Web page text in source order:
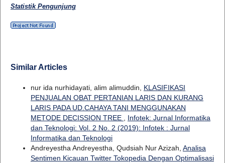
Statistik Pengunjung
Similar Articles
nur ida nurhidayati, alim alimuddin, KLASIFIKASI
PENJUALAN OBAT PERTANIAN LARIS DAN KURANG
LARIS PADA UD.CAHAYA TANI MENGGUNAKAN
METODE DECISSION TREE
Infotek: Jurnal Informatika
dan Teknologi: Vol. 2 No. 2 (2019): Infotek : Jurnal
Informatika dan Teknologi
Andreyestha Andreyestha, Qudsiah Nur Azizah, Analisa
Sentimen Kicauan Twitter Tokopedia Dengan Optimalisasi